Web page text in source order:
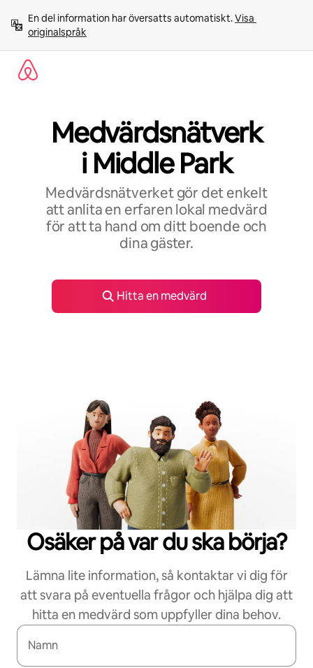
innehåll
En del information har översatts automatiskt. Visa
originalspråk
Medvärdsnätverk
i Middle Park
Medvärdsnätverket gör det enkelt
att anlita en erfaren lokal medvärd
för att ta hand om ditt boende och
dina gäster.
Hitta en medvärd
Osäker på var du ska börja?
Lämna lite information, så kontaktar vi dig för
att svara på eventuella frågor och hjälpa dig att
hitta en medvärd som uppfyller dina behov.
Namn